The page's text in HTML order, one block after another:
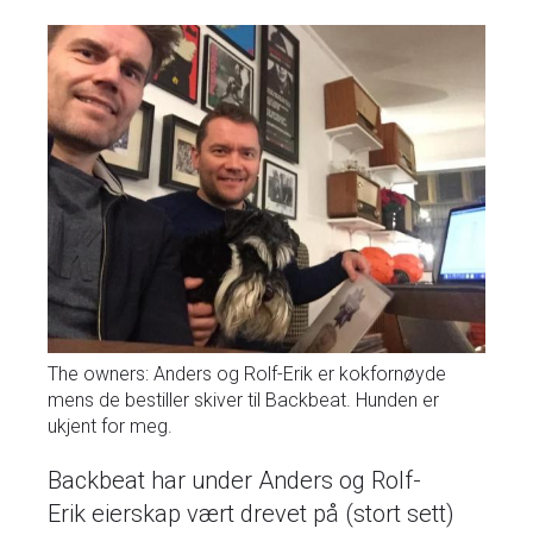
The owners: Anders og Rolf-Erik er kokfornøyde
mens de bestiller skiver til Backbeat. Hunden er
ukjent for meg.
Backbeat har under Anders og Rolf-
Erik eierskap vært drevet på (stort sett)